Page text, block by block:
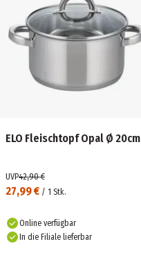
ELO Fleischtopf Opal Ø 20cm
27,99 € / 1 Stk.
UVP42,90 €
Online verfügbar
In die Filiale lieferbar